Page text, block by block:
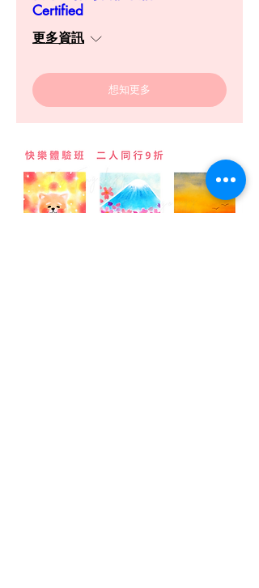
Certified
更多資訊
想知更多